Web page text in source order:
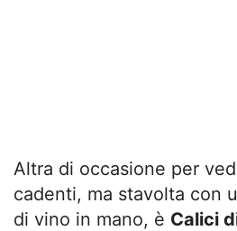
Altra di occasione per
cadenti, ma stavolta con
di vino in mano, è Calici